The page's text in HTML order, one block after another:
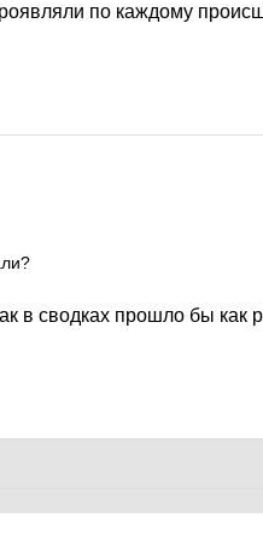
по каждому
в сводках прошло бы как